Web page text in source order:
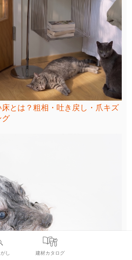
とは？粗相・吐き戻し・爪キズ
グ
し 建材カタログ